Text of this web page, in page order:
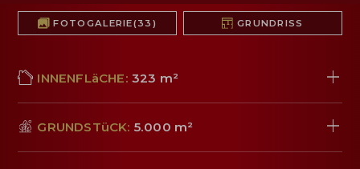
FOTOGALERIE(33) GRUNDRISS
INNENFLäCHE: 323 m²
GRUNDSTüCK: 5.000 m²